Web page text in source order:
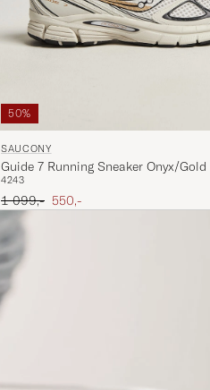
50%
SAUCONY
Guide 7 Running Sneaker Onyx/Gold
4243
Ordinary pris
1 099,- Nedsat pris
550,-